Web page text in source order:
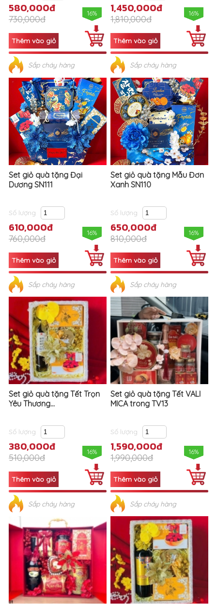
580,000đ
730,000đ
16%
Sắp cháy hàng
1,450,000đ
1,810,000đ
16%
Sắp cháy hàng
Set giỏ quà tặng Đại
Dương SN111
Số lượng
610,000đ
760,000đ
16%
Sắp cháy hàng
Set giỏ quà tặng Mẫu Đơn
Xanh SN110
Số lượng
650,000đ
810,000đ
16%
Sắp cháy hàng
Set giỏ quà tặng Tết Trọn
Yêu Thương...
Số lượng
380,000đ
510,000đ
16%
Sắp cháy hàng
Set giỏ quà tặng Tết VALI
MICA trong TV13
Số lượng
1,590,000đ
1,990,000đ
16%
Sắp cháy hàng